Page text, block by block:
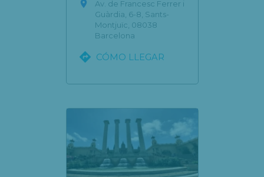

Av. de Francesc Ferrer i
Guàrdia, 6-8, Sants-
Montjuïc, 08038
Barcelona
 CÓMO LLEGAR